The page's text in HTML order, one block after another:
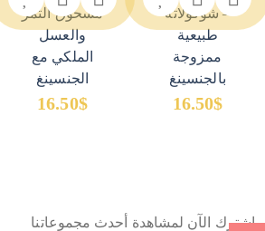
– شوكولاتة
طبيعية
ممزوجة
بالجنسينغ
16.50$
مسحوق التمر
والعسل
الملكي مع
الجنسينغ
16.50$
اشترك الآن لمشاهدة أحدث مجموعاتنا